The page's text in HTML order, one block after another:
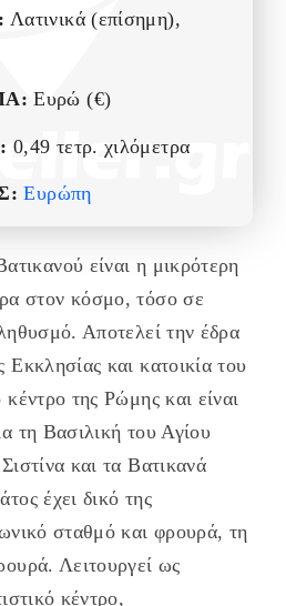
Λατινικά (επίσημη),
Ευρώ (€)
0,49 τετρ. χιλόμετρα
Ευρώπη
είναι η μικρότερη
στον κόσμο, τόσο σε
Αποτελεί την έδρα
και κατοικία του
της Ρώμης και είναι
τη Βασιλική του Αγίου
και τα Βατικανά
έχει δικό της
σταθμό και φρουρά, τη
Λειτουργεί ως
κέντρο,